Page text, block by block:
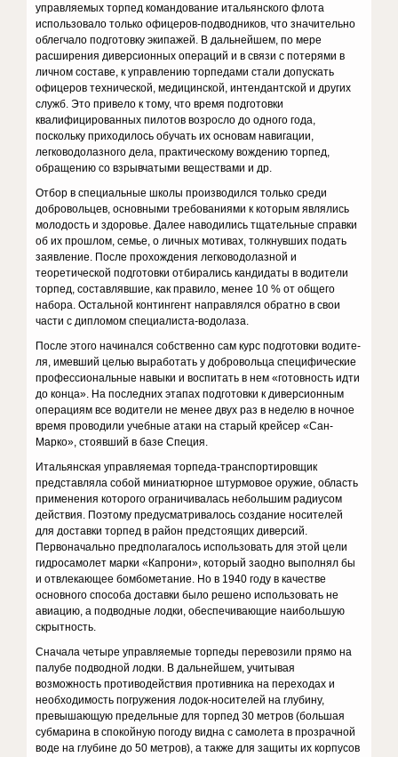
управляемых торпед командование итальянского флота
использовало только офицеров-подводников, что значительно
облегчало подготовку экипажей. В дальнейшем, по мере
расширения диверсионных операций и в связи с потерями в
лич­ном составе, к управлению торпедами стали допускать
офицеров тех­нической, медицинской, интендантской и других
служб. Это приве­ло к тому, что время подготовки
квалифицированных пилотов возросло до одного года,
поскольку приходилось обучать их основам навигации,
легководолазного дела, практическому вождению торпед,
обращению со взрывчатыми веществами и др.
Отбор в специальные школы производился только среди
добро­вольцев, основными требованиями к которым являлись
молодость и здоровье. Далее наводились тщательные справки
об их прошлом, се­мье, о личных мотивах, толкнувших подать
заявление. После прохождения легководолазной и
теоретической подготовки отбирались кан­дидаты в водители
торпед, составлявшие, как правило, менее 10 % от общего
набора. Остальной контингент направлялся обратно в свои
части с дипломом специалиста-водолаза.
После этого начинался собственно сам курс подготовки водите­
ля, имевший целью выработать у добровольца специфические
про­фессиональные навыки и воспитать в нем «готовность идти
до конца». На последних этапах подготовки к диверсионным
операциям все водители не менее двух раз в неделю в ночное
время проводили учеб­ные атаки на старый крейсер «Сан-
Марко», стоявший в базе Специя.
Итальянская управляемая торпеда-транспортировщик
представляла собой миниатюрное штурмовое оружие, область
применения которого ограничивалась небольшим радиусом
действия. Поэтому предусматривалось создание носителей
для доставки торпед в район предстоящих диверсий.
Первоначально предполагалось использо­вать для этой цели
гидросамолет марки «Капрони», который заодно выполнял бы
и отвлекающее бомбометание. Но в 1940 году в каче­стве
основного способа доставки было решено использовать не
авиа­цию, а подводные лодки, обеспечивающие наибольшую
скрытность.
Сначала четыре управляемые торпеды перевозили прямо на
па­лубе подводной лодки. В дальнейшем, учитывая
возможность проти­водействия противника на переходах и
необходимость погружения лодок-носителей на глубину,
превышающую предельные для торпед 30 метров (большая
субмарина в спокойную погоду видна с самолета в прозрачной
воде на глубине до 50 метров), а также для защиты их корпусов